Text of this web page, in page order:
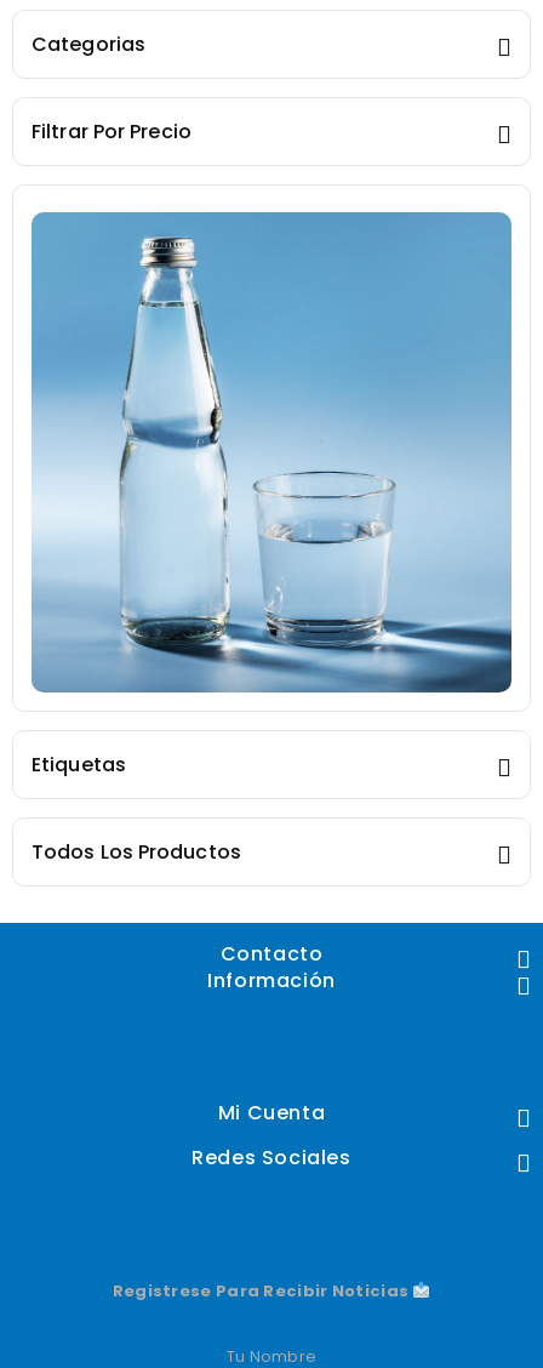
Categorias
Filtrar Por Precio
Etiquetas
Todos Los Productos
Contacto
Información
Mi Cuenta
Redes Sociales
Registrese Para Recibir Noticias
Tu Nombre